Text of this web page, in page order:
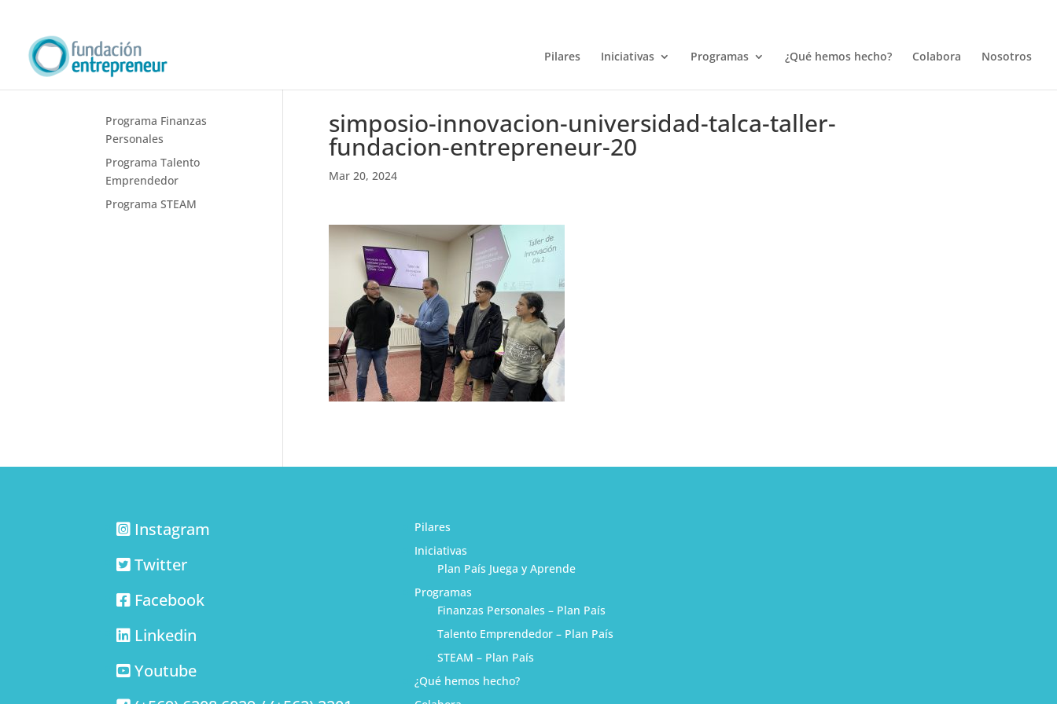
Pilares Iniciativas Programas ¿Qué hemos hecho? Colabora Nosotros
simposio-innovacion-universidad-talca-taller-
fundacion-entrepreneur-20
Mar 20, 2024
Programa Finanzas
Personales
Programa Talento
Emprendedor
Programa STEAM
Instagram
Twitter
Facebook
Linkedin
Youtube
Pilares
Iniciativas
Plan País Juega y Aprende
Programas
Finanzas Personales – Plan País
Talento Emprendedor – Plan País
STEAM – Plan País
¿Qué hemos hecho?